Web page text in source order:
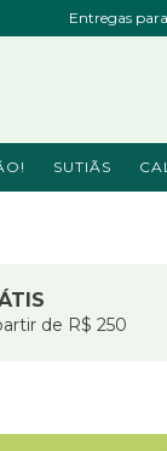
Entregas
SUTIÃS
de R$ 250